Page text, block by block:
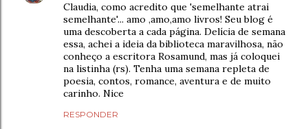
Claudia, como acredito que 'semelhante atrai
semelhante'... amo ,amo,amo livros! Seu blog é
uma descoberta a cada página. Delícia de semana
essa, achei a ideia da biblioteca maravilhosa, não
conheço a escritora Rosamund, mas já coloquei
na listinha (rs). Tenha uma semana repleta de
poesia, contos, romance, aventura e de muito
carinho. Nice
RESPONDER